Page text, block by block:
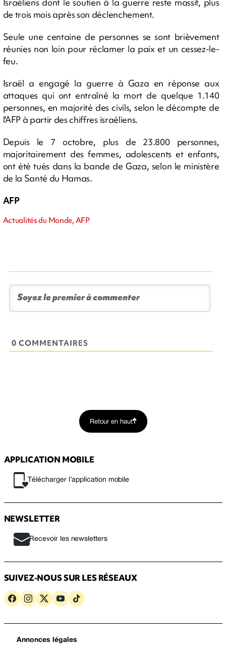
Israéliens dont le soutien à la guerre reste massif, plus
de trois mois après son déclenchement.
Seule une centaine de personnes se sont brièvement
réunies non loin pour réclamer la paix et un cessez-le-
feu.
Israël a engagé la guerre à Gaza en réponse aux
attaques qui ont entraîné la mort de quelque 1.140
personnes, en majorité des civils, selon le décompte de
l'AFP à partir des chiffres israéliens.
Depuis le 7 octobre, plus de 23.800 personnes,
majoritairement des femmes, adolescents et enfants,
ont été tués dans la bande de Gaza, selon le ministère
de la Santé du Hamas.
AFP
Actualités du Monde, AFP
0 COMMENTAIRES
Retour en haut
APPLICATION MOBILE
Télécharger l’application mobile
NEWSLETTER
Recevoir les newsletters
SUIVEZ-NOUS SUR LES RÉSEAUX
Annonces légales